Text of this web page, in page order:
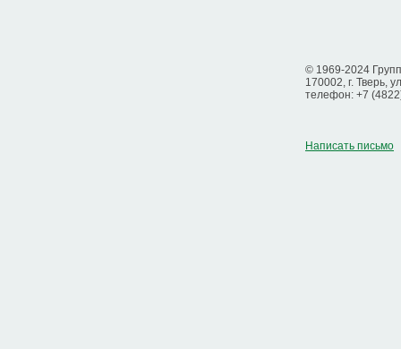
© 1969-2024
170002, г. Тверь,
телефон: +7
Написать письмо